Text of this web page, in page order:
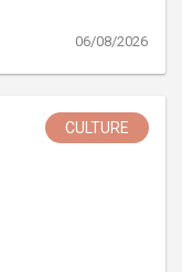
06/08/2026
CULTURE